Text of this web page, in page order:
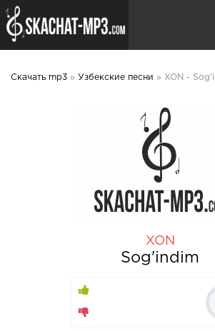
Скачать mp3 » Узбекские песни » XON -
XON
Sog'indim